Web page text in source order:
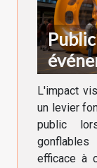
L'impact
un levier
public
efficace à